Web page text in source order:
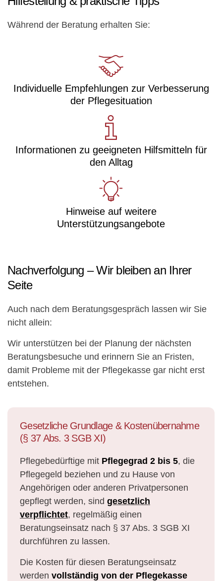
Während der Beratung erhalten Sie:
Individuelle Empfehlungen zur Verbesserung
der Pflegesituation
Informationen zu geeigneten Hilfsmitteln für
den Alltag
Hinweise auf weitere
Unterstützungsangebote
Nachverfolgung – Wir bleiben an Ihrer
Seite
Auch nach dem Beratungsgespräch lassen wir Sie
nicht allein:
Wir unterstützen bei der Planung der nächsten
Beratungsbesuche und erinnern Sie an Fristen,
damit Probleme mit der Pflegekasse gar nicht erst
entstehen.
Gesetzliche Grundlage & Kostenübernahme
(§ 37 Abs. 3 SGB XI)
Pflegebedürftige mit Pflegegrad 2 bis 5, die
Pflegegeld beziehen und zu Hause von
Angehörigen oder anderen Privatpersonen
gepflegt werden, sind gesetzlich
verpflichtet, regelmäßig einen
Beratungseinsatz nach § 37 Abs. 3 SGB XI
durchführen zu lassen.
Die Kosten für diesen Beratungseinsatz
werden vollständig von der Pflegekasse